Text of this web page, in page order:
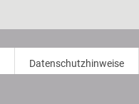
Datenschutzhinweise